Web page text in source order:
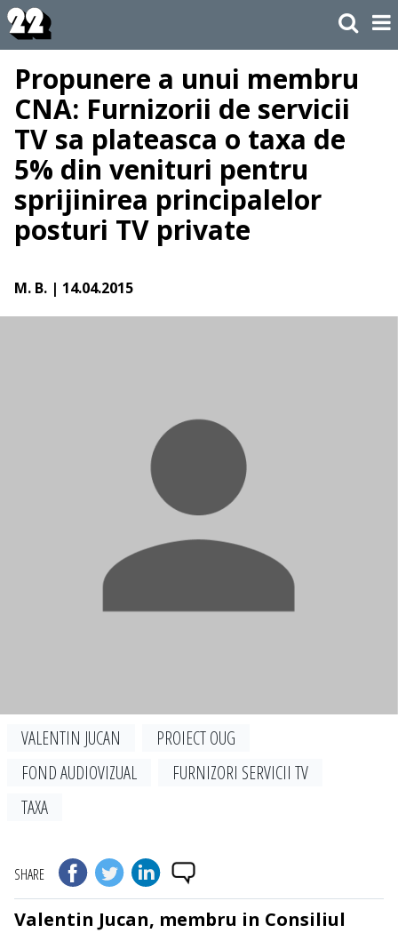
Propunere a unui membru
CNA: Furnizorii de servicii
TV sa plateasca o taxa de
5% din venituri pentru
sprijinirea principalelor
posturi TV private
M. B. | 14.04.2015
VALENTIN JUCAN
PROIECT OUG
FOND AUDIOVIZUAL
FURNIZORI SERVICII TV
TAXA
SHARE
Valentin Jucan, membru in Consiliul